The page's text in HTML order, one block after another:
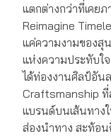
แตกต่างกว่าที่เคย
Reimagine
แค่ความงามของสุ
แห่งความประทับใ
ได้ท่องงานศิลป์อัน
Craftsmanship ที่
แบรนด์บนเส้นทาง
ส่องนำทาง สะท้อ